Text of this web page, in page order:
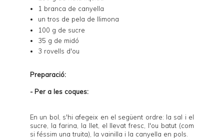
1 branca de canyella
un tros de pela de llimona
100 g de sucre
35 g de midó
3 rovells d'ou
Preparació:
- Per a les coques:
En un bol, s'hi afegeix en el següent ordre: la sal i el
sucre, la farina, la llet, el llevat fresc, l'ou batut (com
si féssim una truita), la vainilla i la canyella en pols.